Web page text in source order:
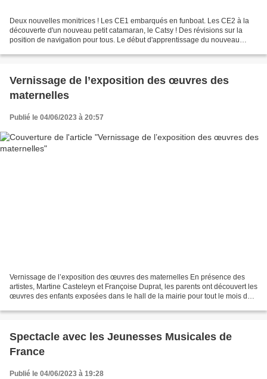
Deux nouvelles monitrices ! Les CE1 embarqués en funboat. Les CE2 à la
découverte d'un nouveau petit catamaran, le Catsy ! Des révisions sur la
position de navigation pour tous. Le début d'apprentissage du nouveau
Vernissage de l’exposition des œuvres des
maternelles
Publié le 04/06/2023 à 20:57
Vernissage de l’exposition des œuvres des maternelles En présence des
artistes, Martine Casteleyn et Françoise Duprat, les parents ont découvert les
œuvres des enfants exposées dans le hall de la mairie pour tout le mois de
Spectacle avec les Jeunesses Musicales de
France
Publié le 04/06/2023 à 19:28